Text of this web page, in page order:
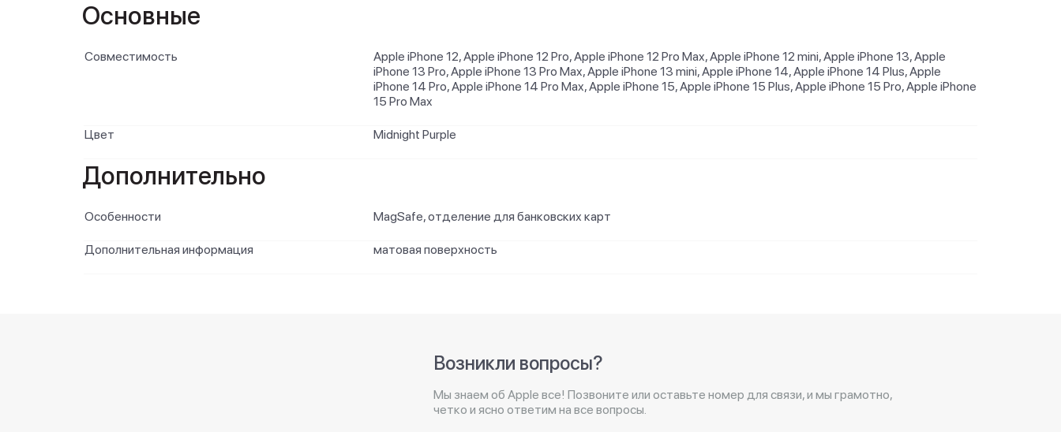
Основные
Совместимость
Apple iPhone 12, Apple iPhone 12 Pro, Apple iPhone 12 Pro Max, Apple iPhone 12 mini, Apple iPhone 13, Apple
iPhone 13 Pro, Apple iPhone 13 Pro Max, Apple iPhone 13 mini, Apple iPhone 14, Apple iPhone 14 Plus, Apple
iPhone 14 Pro, Apple iPhone 14 Pro Max, Apple iPhone 15, Apple iPhone 15 Plus, Apple iPhone 15 Pro, Apple iPhone
15 Pro Max
Цвет Midnight Purple
Дополнительно
Особенности MagSafe, отделение для банковских карт
Дополнительная информация матовая поверхность
Возникли вопросы?
Мы знаем об Apple все! Позвоните или оставьте номер для связи, и мы грамотно,
четко и ясно ответим на все вопросы.